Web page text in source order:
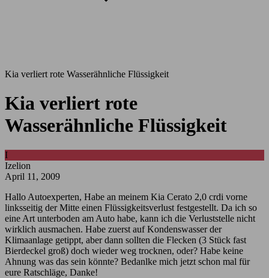
Kia verliert rote Wasserähnliche Flüssigkeit
Kia verliert rote
Wasserähnliche Flüssigkeit
I
Izelion
April 11, 2009
Hallo Autoexperten, Habe an meinem Kia Cerato 2,0 crdi vorne
linksseitig der Mitte einen Flüssigkeitsverlust festgestellt. Da ich so
eine Art unterboden am Auto habe, kann ich die Verluststelle nicht
wirklich ausmachen. Habe zuerst auf Kondenswasser der
Klimaanlage getippt, aber dann sollten die Flecken (3 Stück fast
Bierdeckel groß) doch wieder weg trocknen, oder? Habe keine
Ahnung was das sein könnte? Bedanlke mich jetzt schon mal für
eure Ratschläge, Danke!